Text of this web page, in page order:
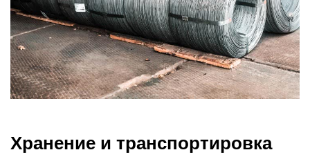
Хранение и транспортировка